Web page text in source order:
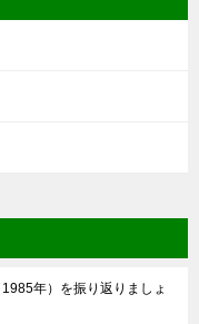
年）を振り返りましょ